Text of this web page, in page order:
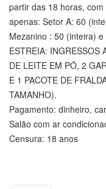
partir das 18 horas,
apenas: Setor A: 60
Mezanino : 50 (inteira)
ESTREIA: INGRESSOS
DE LEITE EM PÓ, 2
E 1 PACOTE DE
TAMANHO).
Pagamento: dinheiro,
Salão com ar
Censura: 18 anos